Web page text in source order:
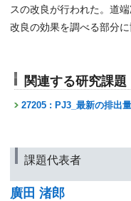
スの改良が行われた。道
改良の効果を調べる部分に
関連する研究課題
27205 : PJ3_最新の排出
課題代表者
廣田 渚郎